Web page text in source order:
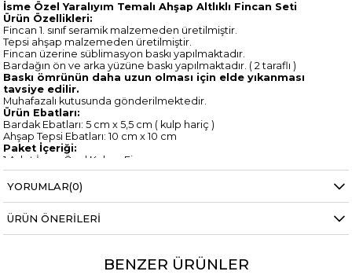
İsme Özel Yaralıyım Temalı Ahşap Altlıklı Fincan Seti
Ürün Özellikleri:
Fincan 1. sınıf seramik malzemeden üretilmiştir.
Tepsi ahşap malzemeden üretilmiştir.
Fincan üzerine süblimasyon baskı yapılmaktadır.
Bardağın ön ve arka yüzüne baskı yapılmaktadır. ( 2 taraflı )
Baskı ömrünün daha uzun olması için elde yıkanması
tavsiye edilir.
Muhafazalı kutusunda gönderilmektedir.
Ürün Ebatları:
Bardak Ebatları: 5 cm x 5,5 cm ( kulp hariç )
Ahşap Tepsi Ebatları: 10 cm x 10 cm
Paket İçeriği:
1 Adet İsme Özel Kahve Fincanı
1 Adet Ahşap Fincan Altlığı
YORUMLAR(0)
ÜRÜN ÖNERILERI
BENZER ÜRÜNLER